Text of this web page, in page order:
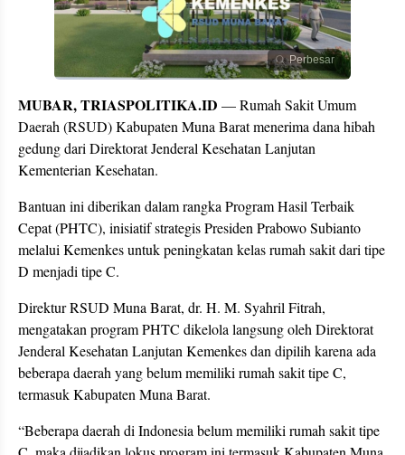
Perbesar
MUBAR, TRIASPOLITIKA.ID — Rumah Sakit Umum
Daerah (RSUD) Kabupaten Muna Barat menerima dana hibah
gedung dari Direktorat Jenderal Kesehatan Lanjutan
Kementerian Kesehatan.
Bantuan ini diberikan dalam rangka Program Hasil Terbaik
Cepat (PHTC), inisiatif strategis Presiden Prabowo Subianto
melalui Kemenkes untuk peningkatan kelas rumah sakit dari tipe
D menjadi tipe C.
Direktur RSUD Muna Barat, dr. H. M. Syahril Fitrah,
mengatakan program PHTC dikelola langsung oleh Direktorat
Jenderal Kesehatan Lanjutan Kemenkes dan dipilih karena ada
beberapa daerah yang belum memiliki rumah sakit tipe C,
termasuk Kabupaten Muna Barat.
“Beberapa daerah di Indonesia belum memiliki rumah sakit tipe